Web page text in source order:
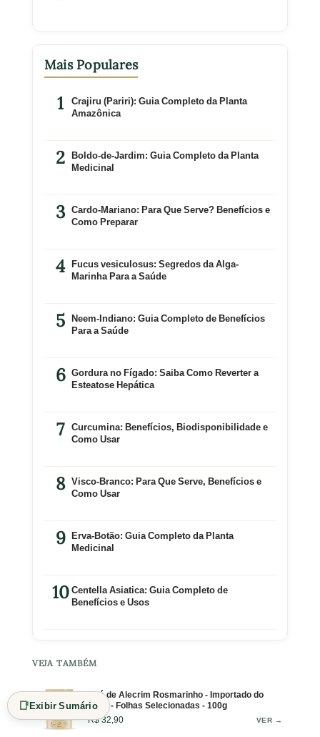
Mais Populares
Crajiru (Pariri): Guia Completo da Planta
Amazônica
Boldo-de-Jardim: Guia Completo da Planta
Medicinal
Cardo-Mariano: Para Que Serve? Benefícios e
Como Preparar
Fucus vesiculosus: Segredos da Alga-
Marinha Para a Saúde
Neem-Indiano: Guia Completo de Benefícios
Para a Saúde
Gordura no Fígado: Saiba Como Reverter a
Esteatose Hepática
Curcumina: Benefícios, Biodisponibilidade e
Como Usar
Visco-Branco: Para Que Serve, Benefícios e
Como Usar
Erva-Botão: Guia Completo da Planta
Medicinal
Centella Asiatica: Guia Completo de
Benefícios e Usos
VEJA TAMBÉM
Chá de Alecrim Rosmarinho - Importado do
Egito - Folhas Selecionadas - 100g
R$ 32,90
VER →
📑Exibir Sumário